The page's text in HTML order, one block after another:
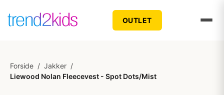
OUTLET
Forside / Jakker /
Liewood Nolan Fleecevest - Spot Dots/Mist